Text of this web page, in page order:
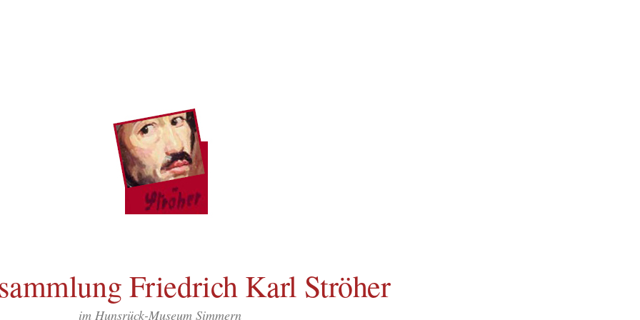
Friedrich Karl Ströher
im Hunsrück-Museum Simmern